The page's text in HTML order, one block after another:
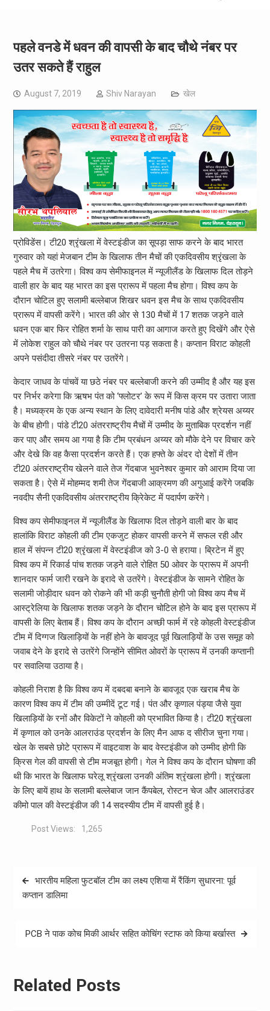
पहले वनडे में धवन की वापसी के बाद चौथे नंबर पर
उतर सकते हैं राहुल
August 7, 2019 Shiv Narayan खेल
प्रोविडेंस। टी20 श्रृंखला में वेस्टइंडीज का सूपड़ा साफ करने के बाद भारत
गुरुवार को यहां मेजबान टीम के खिलाफ तीन मैचों की एकदिवसीय श्रृंखला के
पहले मैच में उतरेगा। विश्व कप सेमीफाइनल में न्यूजीलैंड के खिलाफ दिल तोड़ने
वाली हार के बाद यह भारत का इस प्रारूप में पहला मैच होगा। विश्व कप के
दौरान चोटिल हुए सलामी बल्लेबाज शिखर धवन इस मैच के साथ एकदिवसीय
प्रारूप में वापसी करेंगे। भारत की ओर से 130 मैचों में 17 शतक जड़ने वाले
धवन एक बार फिर रोहित शर्मा के साथ पारी का आगाज करते हुए दिखेंगे और ऐसे
में लोकेश राहुल को चौथे नंबर पर उतरना पड़ सकता है। कप्तान विराट कोहली
अपने पसंदीदा तीसरे नंबर पर उतरेंगे।
केदार जाधव के पांचवें या छठे नंबर पर बल्लेबाजी करने की उम्मीद है और यह इस
पर निर्भर करेगा कि ऋषभ पंत को ‘फ्लोटर’ के रूप में किस क्रम पर उतारा जाता
है। मध्यक्रम के एक अन्य स्थान के लिए दावेदारी मनीष पांडे और श्रेयस अय्यर
के बीच होगी। पांडे टी20 अंतरराष्ट्रीय मैचों में उम्मीद के मुताबिक प्रदर्शन नहीं
कर पाए और समय आ गया है कि टीम प्रबंधन अय्यर को मौके देने पर विचार करे
और देखे कि वह कैसा प्रदर्शन करते हैं। एक हफ्ते के अंदर दो देशों में तीन
टी20 अंतरराष्ट्रीय खेलने वाले तेज गेंदबाज भुवनेश्वर कुमार को आराम दिया जा
सकता है। ऐसे में मोहम्मद शमी तेज गेंदबाजी आक्रमण की अगुआई करेंगे जबकि
नवदीप सैनी एकदिवसीय अंतरराष्ट्रीय क्रिेकेट में पदार्पण करेंगे।
विश्व कप सेमीफाइनल में न्यूजीलैंड के खिलाफ दिल तोड़ने वाली बार के बाद
हालांकि विराट कोहली की टीम एकजुट होकर वापसी करने में सफल रही और
हाल में संपन्न टी20 श्रृंखला में वेस्टइंडीज को 3-0 से हराया। ब्रिटेन में हुए
विश्व कप में रिकार्ड पांच शतक जड़ने वाले रोहित 50 ओवर के प्रारूप में अपनी
शानदार फार्म जारी रखने के इरादे से उतरेंगे। वेस्टइंडीज के सामने रोहित के
सलामी जोड़ीदार धवन को रोकने की भी कड़ी चुनौती होगी जो विश्व कप मैच में
आस्ट्रेलिया के खिलाफ शतक जड़ने के दौरान चोटिल होने के बाद इस प्रारूप में
वापसी के लिए बेताब हैं। विश्व कप के दौरान अच्छी फार्म में रहे कोहली वेस्टइंडीज
टीम में दिग्गज खिलाड़ियों के नहीं होने के बावजूद पूर्व खिलाड़ियों के उस समूह को
जवाब देने के इरादे से उतरेंगे जिन्होंने सीमित ओवरों के प्रारूप में उनकी कप्तानी
पर सवालिया उठाया है।
कोहली निराश है कि विश्व कप में दबदबा बनाने के बावजूद एक खराब मैच के
कारण विश्व कप में टीम की उम्मीदें टूट गई। पंत और कृणाल पंड्या जैसे युवा
खिलाड़ियों के रनों और विकेटों ने कोहली को प्रभावित किया है। टी20 श्रृंखला
में कृणाल को उनके आलराउंड प्रदर्शन के लिए मैन आफ द सीरीज चुना गया।
खेल के सबसे छोटे प्रारूप में वाइटवाश के बाद वेस्टइंडीज को उम्मीद होगी कि
क्रिस गेल की वापसी से टीम मजबूत होगी। गेल ने विश्व कप के दौरान घोषणा की
थी कि भारत के खिलाफ घरेलू श्रृंखला उनकी अंतिम श्रृंखला होगी। श्रृंखला
के लिए बायें हाथ के सलामी बल्लेबाज जान कैंपबेल, रोस्टन चेज और आलराउंडर
कीमो पाल की वेस्टइंडीज की 14 सदस्यीय टीम में वापसी हुई है।
Post Views: 1,265
Post
navigation
भारतीय महिला फुटबॉल टीम का लक्ष्य एशिया में रैंकिंग सुधारना: पूर्व
कप्तान डालिमा
PCB ने पाक कोच मिकी आर्थर सहित कोचिंग स्टाफ को किया बर्खास्त
Related Posts